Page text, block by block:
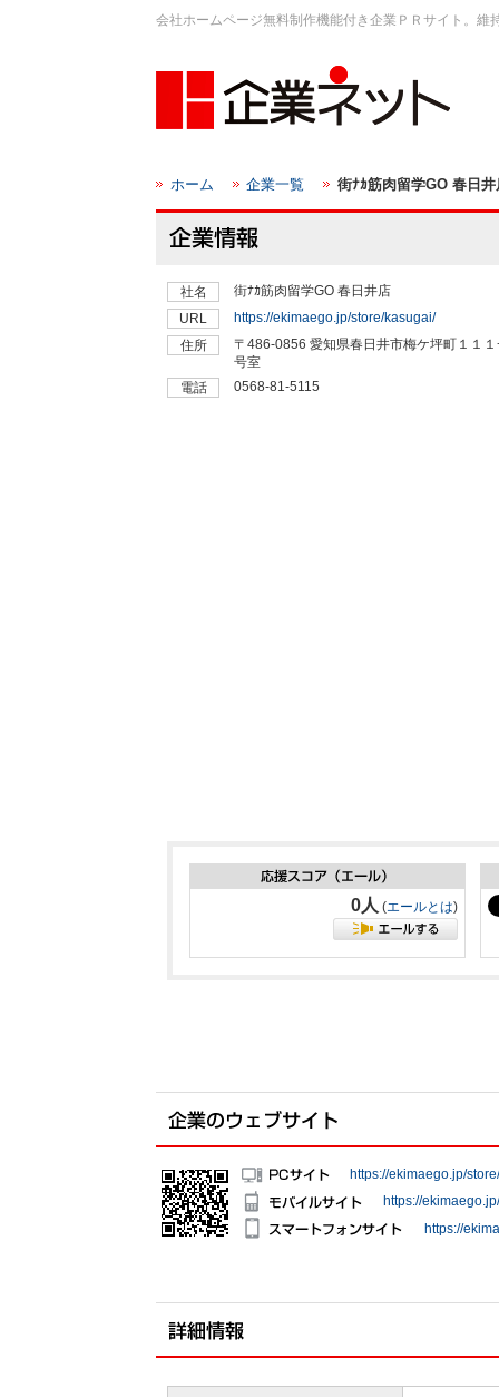
会社ホームページ無料制作機能付き企業ＰＲサイト。
ホーム 企業一覧 街ﾅｶ筋肉留学GO 春日井
社名
街ﾅｶ筋肉留学GO 春日井店
URL
https://ekimaego.jp/store/kasugai/
住所
〒486-0856 愛知県春日井市梅ケ坪町１１
号室
電話
0568-81-5115
0人 (エールとは)
https://ekimaego.jp/
https://
https://